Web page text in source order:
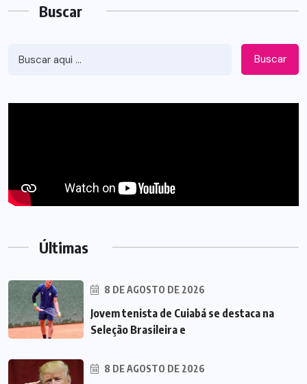
Buscar
Buscar
Últimas
8 DE AGOSTO DE 2026
Jovem tenista de Cuiabá se destaca na
Seleção Brasileira e
8 DE AGOSTO DE 2026